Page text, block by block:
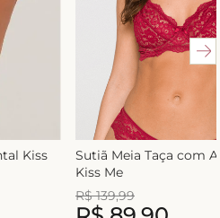
Kiss
Sutiã Meia Taça com
Kiss Me
R$ 139,99